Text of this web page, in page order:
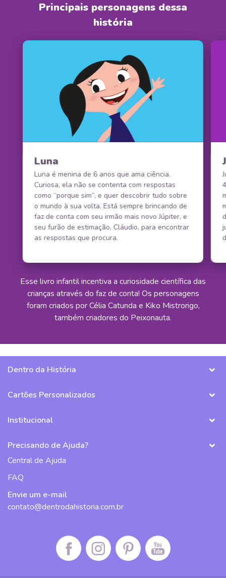
Principais personagens dessa
história
Luna
Luna é menina de 6 anos que ama ciência.
Curiosa, ela não se contenta com respostas
como “porque sim”, e quer descobrir tudo sobre
o mundo à sua volta. Está sempre brincando de
faz de conta com seu irmão mais novo Júpiter, e
seu furão de estimação, Cláudio, para encontrar
as respostas que procura.
Esse livro infantil incentiva a curiosidade científica das
crianças através do faz de conta! Os personagens
foram criados por Célia Catunda e Kiko Mistrorigo,
também criadores do Peixonauta.
Dentro da História
Cartões Personalizados
Institucional
Precisando de Ajuda?
Central de Ajuda
FAQ
Envie um e-mail
contato@dentrodahistoria.com.br
Facebook da Dentro da História
Instagram da Dentro da História
Pinterest da Dentro da História
Canal do Youtube da